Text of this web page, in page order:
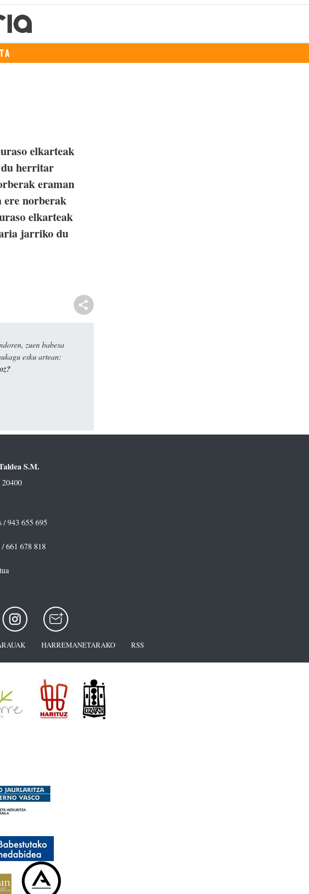
elkarteak
herritar
eraman
ere norberak
elkarteak
jarriko du
zuen babesa
esku artean:
S.M.
20400
/ 943 655 695
/ 661 678 818
HARREMANETARAKO RSS